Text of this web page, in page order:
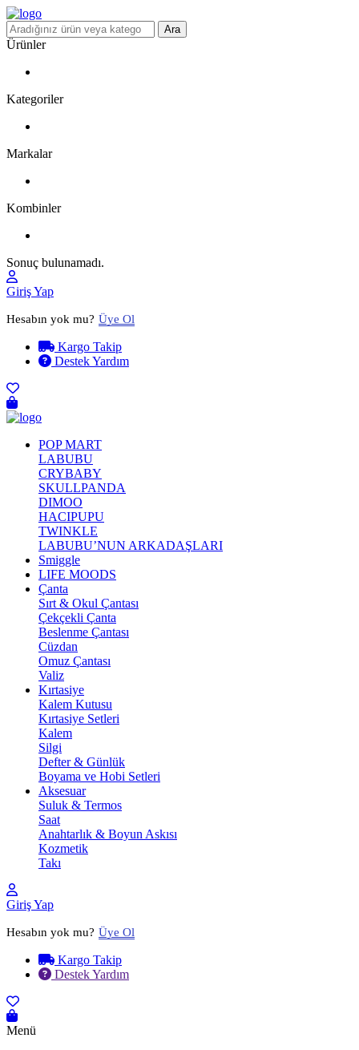
Ara
Ürünler
Kategoriler
Markalar
Kombinler
Sonuç bulunamadı.
Giriş Yap
Hesabın yok mu? Üye Ol
Kargo Takip
Destek Yardım
POP MART
LABUBU
CRYBABY
SKULLPANDA
DIMOO
HACIPUPU
TWINKLE
LABUBU’NUN ARKADAŞLARI
Smiggle
LIFE MOODS
Çanta
Sırt & Okul Çantası
Çekçekli Çanta
Beslenme Çantası
Cüzdan
Omuz Çantası
Valiz
Kırtasiye
Kalem Kutusu
Kırtasiye Setleri
Kalem
Silgi
Defter & Günlük
Boyama ve Hobi Setleri
Aksesuar
Suluk & Termos
Saat
Anahtarlık & Boyun Askısı
Kozmetik
Takı
Giriş Yap
Hesabın yok mu? Üye Ol
Kargo Takip
Destek Yardım
Menü